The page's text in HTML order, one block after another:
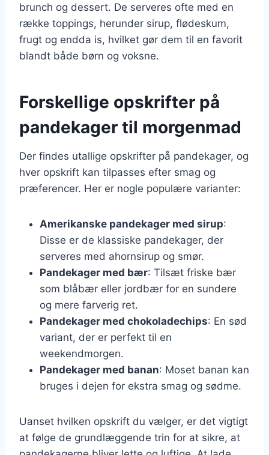
brunch og dessert. De serveres ofte med en
række toppings, herunder sirup, flødeskum,
frugt og endda is, hvilket gør dem til en favorit
blandt både børn og voksne.
Forskellige opskrifter på
pandekager til morgenmad
Der findes utallige opskrifter på pandekager, og
hver opskrift kan tilpasses efter smag og
præferencer. Her er nogle populære varianter:
Amerikanske pandekager med sirup:
Disse er de klassiske pandekager, der
serveres med ahornsirup og smør.
Pandekager med bær: Tilsæt friske bær
som blåbær eller jordbær for en sundere
og mere farverig ret.
Pandekager med chokoladechips: En sød
variant, der er perfekt til en
weekendmorgen.
Pandekager med banan: Moset banan kan
bruges i dejen for ekstra smag og sødme.
Uanset hvilken opskrift du vælger, er det vigtigt
at følge de grundlæggende trin for at sikre, at